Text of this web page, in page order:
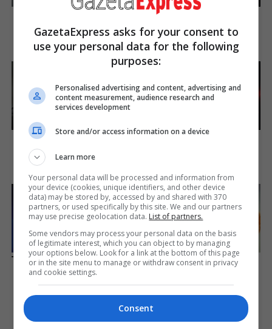
Brainberries
See The Incredible Physical
Stars
Brainberries
Hollywood's Inaccurate
Portrayal of Reality - Take a
Look Inside!
From Baddies To
Top 8 Movies Based On Real
Life. You Have To Watch
Brainberries
90s Hair Trends That
Screamed "Please Don't
Brainberries
GazetaExpress asks for your consent to
use your personal data for the following
purposes:
Personalised advertising and content, advertising and
content measurement, audience research and
services development
Store and/or access information on a device
Learn more
Your personal data will be processed and information from
your device (cookies, unique identifiers, and other device
data) may be stored by, accessed by and shared with 370
partners, or used specifically by this site. We and our partners
may use precise geolocation data. List of partners.
Some vendors may process your personal data on the basis
of legitimate interest, which you can object to by managing
your options below. Look for a link at the bottom of this page
or in the site menu to manage or withdraw consent in privacy
and cookie settings.
Consent